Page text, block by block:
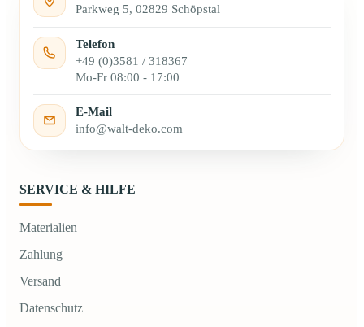
Parkweg 5, 02829 Schöpstal
Telefon
+49 (0)3581 / 318367
Mo-Fr 08:00 - 17:00
E-Mail
info@walt-deko.com
SERVICE & HILFE
Materialien
Zahlung
Versand
Datenschutz